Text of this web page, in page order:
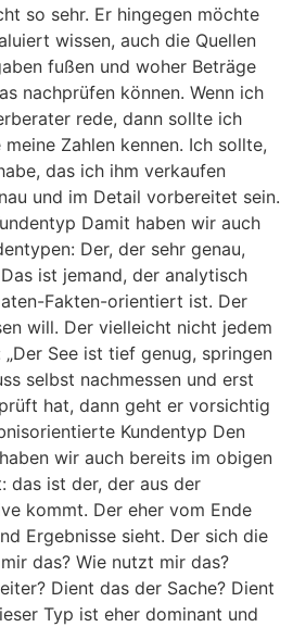
so sehr. Er hingegen möchte
wissen, auch die Quellen
fußen und woher Beträge
nachprüfen können. Wenn ich
rede, dann sollte ich
Zahlen kennen. Ich sollte,
das ich ihm verkaufen
und im Detail vorbereitet sein.
Damit haben wir auch
Der, der sehr genau,
ist jemand, der analytisch
Fakten-orientiert ist. Der
will. Der vielleicht nicht jedem
See ist tief genug, springen
selbst nachmessen und erst
hat, dann geht er vorsichtig
Kundentyp Den
wir auch bereits im obigen
das ist der, der aus der
kommt. Der eher vom Ende
Ergebnisse sieht. Der sich die
das? Wie nutzt mir das?
Dient das der Sache? Dient
Typ ist eher dominant und